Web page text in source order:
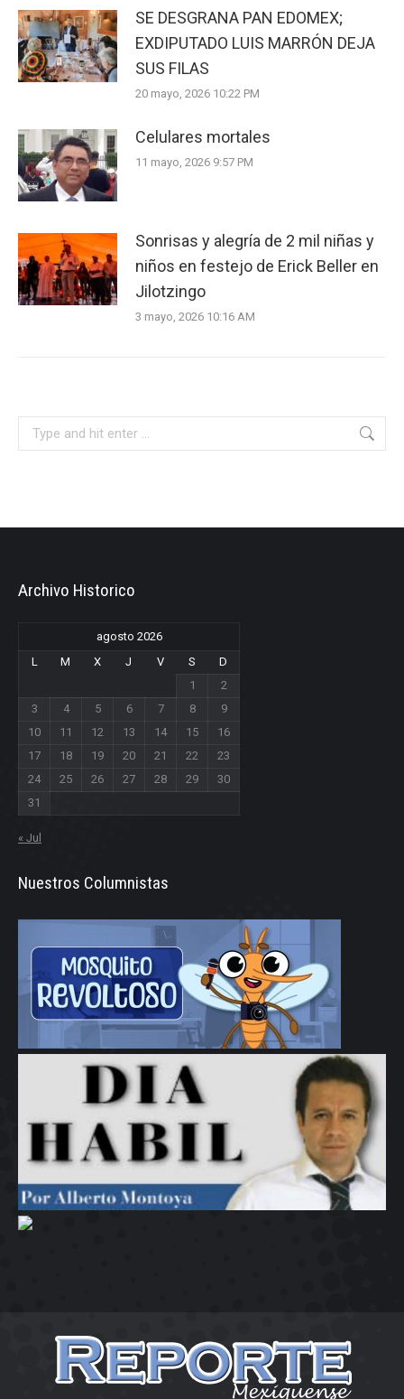
SE DESGRANA PAN EDOMEX;
EXDIPUTADO LUIS MARRÓN DEJA
SUS FILAS
20 mayo, 2026 10:22 PM
Celulares mortales
11 mayo, 2026 9:57 PM
Sonrisas y alegría de 2 mil niñas y
niños en festejo de Erick Beller en
Jilotzingo
3 mayo, 2026 10:16 AM
Archivo Historico
agosto 2026
L
M X J V S
D
1
2
3
4 5 6 7 8
9
10
11 12 13 14 15
16
17
18 19 20 21 22
23
24
25 26 27 28 29
30
31
« Jul
Nuestros Columnistas